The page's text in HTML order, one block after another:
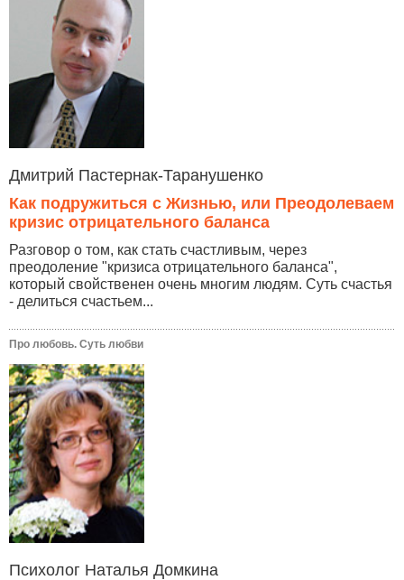
Дмитрий Пастернак-Таранушенко
Как подружиться с Жизнью, или Преодолеваем
кризис отрицательного баланса
Разговор о том, как стать счастливым, через
преодоление "кризиса отрицательного баланса",
который свойственен очень многим людям. Суть счастья
- делиться счастьем...
Про любовь. Суть любви
Психолог Наталья Домкина